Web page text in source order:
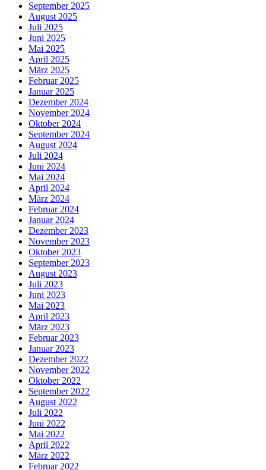
September 2025
August 2025
Juli 2025
Juni 2025
Mai 2025
April 2025
März 2025
Februar 2025
Januar 2025
Dezember 2024
November 2024
Oktober 2024
September 2024
August 2024
Juli 2024
Juni 2024
Mai 2024
April 2024
März 2024
Februar 2024
Januar 2024
Dezember 2023
November 2023
Oktober 2023
September 2023
August 2023
Juli 2023
Juni 2023
Mai 2023
April 2023
März 2023
Februar 2023
Januar 2023
Dezember 2022
November 2022
Oktober 2022
September 2022
August 2022
Juli 2022
Juni 2022
Mai 2022
April 2022
März 2022
Februar 2022